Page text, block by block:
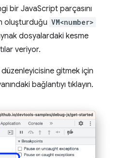
bir JavaScript parçasını
oluşturduğu VM<number>
dosyalardaki kesme
veriyor.
gitmek için
bağlantıyı tıklayın.